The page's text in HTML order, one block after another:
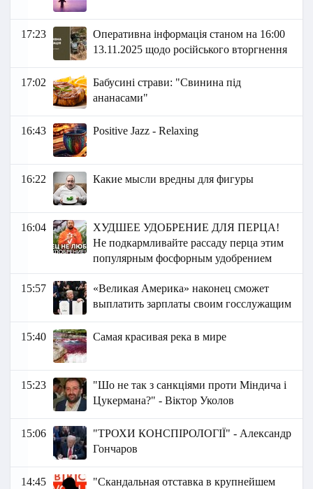
17:23
Оперативна інформація станом на 16:00
13.11.2025 щодо російського вторгнення
17:02
Бабусині страви: "Свинина під
ананасами"
16:43 Positive Jazz - Relaxing
16:22 Какие мысли вредны для фигуры
16:04
ХУДШЕЕ УДОБРЕНИЕ ДЛЯ ПЕРЦА!
Не подкармливайте рассаду перца этим
популярным фосфорным удобрением
15:57
«Великая Америка» наконец сможет
выплатить зарплаты своим госслужащим
15:40 Самая красивая река в мире
15:23
"Шо не так з санкціями проти Міндича і
Цукермана?" - Віктор Уколов
15:06
"ТРОХИ КОНСПІРОЛОГІЇ" - Александр
Гончаров
14:45
"Скандальная отставка в крупнейшем